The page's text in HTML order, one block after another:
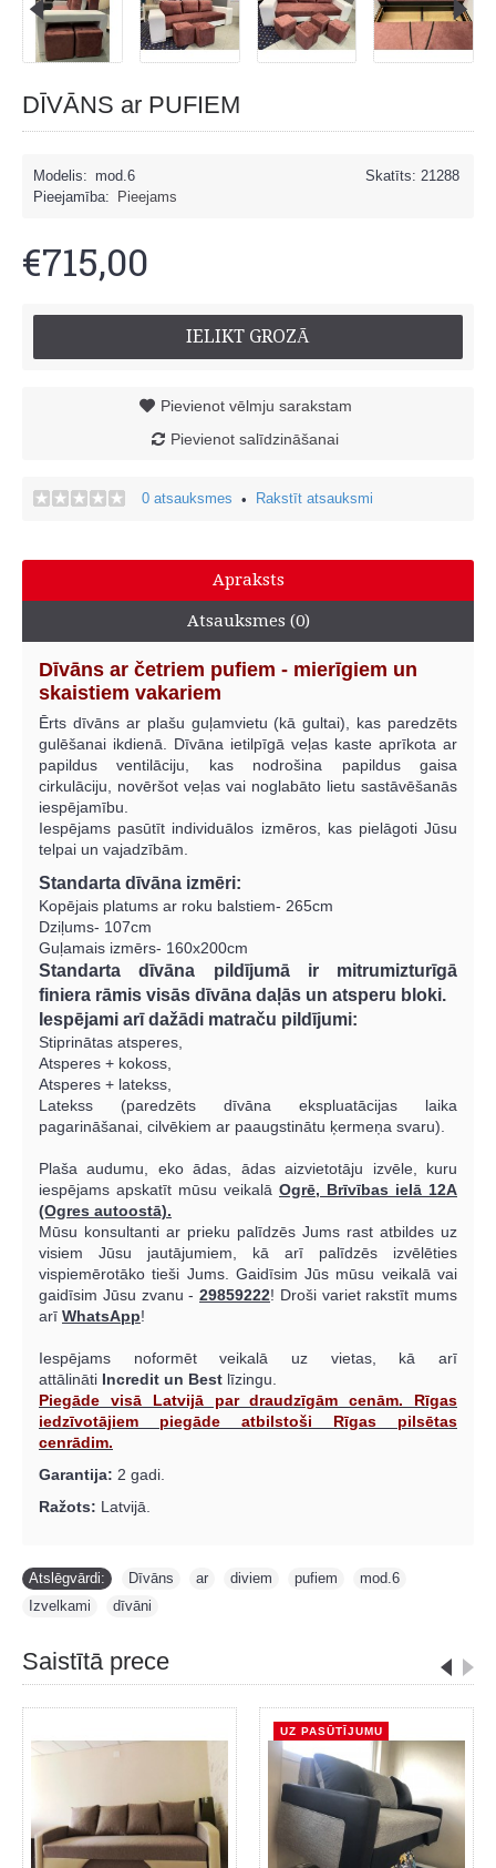
DĪVĀNS ar PUFIEM
Skatīts: 21288
Modelis: mod.6
Pieejamība:
Pieejams
€715,00
IELIKT GROZĀ
Pievienot vēlmju sarakstam
Pievienot salīdzināšanai
0 atsauksmes • Rakstīt atsauksmi
Apraksts
Atsauksmes (0)
Dīvāns ar četriem pufiem - mierīgiem un
skaistiem vakariem
Ērts dīvāns ar plašu guļamvietu (kā gultai), kas paredzēts
gulēšanai ikdienā. Dīvāna ietilpīgā veļas kaste aprīkota ar
papildus ventilāciju, kas nodrošina papildus gaisa
cirkulāciju, novēršot veļas vai noglabāto lietu sastāvēšanās
iespējamību.
Iespējams pasūtīt individuālos izmēros, kas pielāgoti Jūsu
telpai un vajadzībām.
Standarta dīvāna izmēri:
Kopējais platums ar roku balstiem- 265cm
Dziļums- 107cm
Guļamais izmērs- 160x200cm
Standarta dīvāna pildījumā ir mitrumizturīgā
finiera rāmis visās dīvāna daļās un atsperu bloki.
Iespējami arī dažādi matraču pildījumi:
Stiprinātas atsperes,
Atsperes + kokoss,
Atsperes + latekss,
Latekss (paredzēts dīvāna ekspluatācijas laika
pagarināšanai, cilvēkiem ar paaugstinātu ķermeņa svaru).
Plaša audumu, eko ādas, ādas aizvietotāju izvēle, kuru
iespējams apskatīt mūsu veikalā Ogrē, Brīvības ielā 12A
(Ogres autoostā).
Mūsu konsultanti ar prieku palīdzēs Jums rast atbildes uz
visiem Jūsu jautājumiem, kā arī palīdzēs izvēlēties
vispiemērotāko tieši Jums. Gaidīsim Jūs mūsu veikalā vai
gaidīsim Jūsu zvanu - 29859222! Droši variet rakstīt mums
arī WhatsApp!
Iespējams noformēt veikalā uz vietas, kā arī
attālināti Incredit un Best līzingu.
Piegāde visā Latvijā par draudzīgām cenām. Rīgas
iedzīvotājiem piegāde atbilstoši Rīgas pilsētas
cenrādim.
Garantija: 2 gadi.
Ražots: Latvijā.
Atslēgvārdi: Dīvāns ar diviem pufiem mod.6
Izvelkami
dīvāni
Saistītā prece
UZ PASŪTĪJUMU